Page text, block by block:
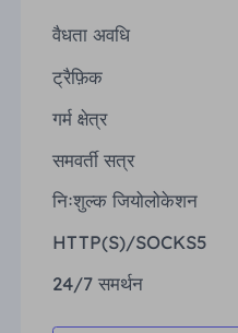
वैधता अवधि
ट्रैफ़िक
गर्म क्षेत्र
समवर्ती सत्र
निःशुल्क जियोलोकेशन
HTTP(S)/SOCKS5
24/7 समर्थन